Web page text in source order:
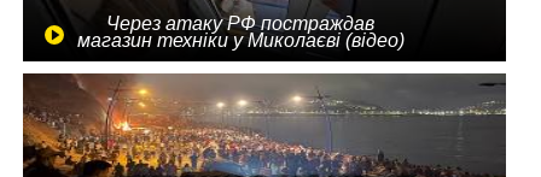
Через атаку РФ постраждав
магазин техніки у Миколаєві (відео)